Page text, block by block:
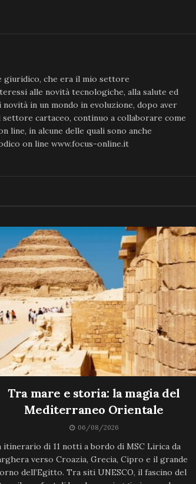
giuridico, che era il mio settore
alle novità tecnologiche, alla salute ed
in un mondo in evoluzione, dopo aver
cartaceo, continuo a collaborare come
line, in alcune delle quali sono anche
on line www.focus-online.it
Tra mare e storia: la magia del
Mediterraneo Orientale
06/08/2026
itinerario di 11 notti a bordo di MSC Lirica da
verso Croazia, Grecia, Cipro e il grande
dell’Egitto. Tra siti UNESCO, il fascino del